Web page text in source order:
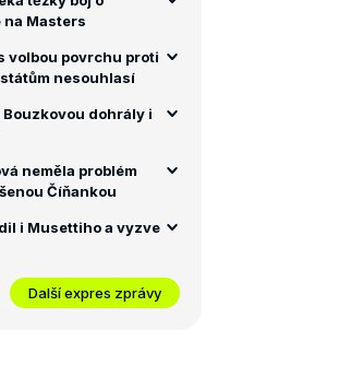
Masters
volbou povrchu proti
nesouhlasí
Bouzkovou dohrály i
neměla problém
Číňankou
i Musettiho a vyzve
Další expres zprávy